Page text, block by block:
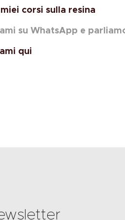
corsi sulla resina
su WhatsApp e
qui